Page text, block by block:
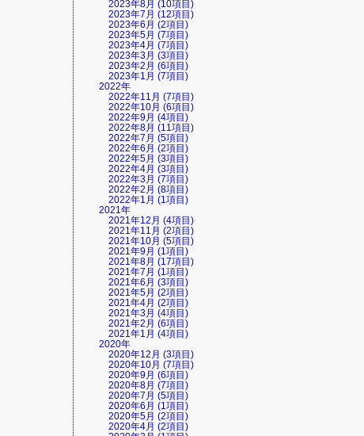
2023年8月 (10項目)
2023年7月 (12項目)
2023年6月 (2項目)
2023年5月 (7項目)
2023年4月 (7項目)
2023年3月 (3項目)
2023年2月 (6項目)
2023年1月 (7項目)
2022年
2022年11月 (7項目)
2022年10月 (6項目)
2022年9月 (4項目)
2022年8月 (11項目)
2022年7月 (5項目)
2022年6月 (2項目)
2022年5月 (3項目)
2022年4月 (3項目)
2022年3月 (7項目)
2022年2月 (8項目)
2022年1月 (1項目)
2021年
2021年12月 (4項目)
2021年11月 (2項目)
2021年10月 (5項目)
2021年9月 (1項目)
2021年8月 (17項目)
2021年7月 (1項目)
2021年6月 (3項目)
2021年5月 (2項目)
2021年4月 (2項目)
2021年3月 (4項目)
2021年2月 (6項目)
2021年1月 (4項目)
2020年
2020年12月 (3項目)
2020年10月 (7項目)
2020年9月 (6項目)
2020年8月 (7項目)
2020年7月 (5項目)
2020年6月 (1項目)
2020年5月 (2項目)
2020年4月 (2項目)